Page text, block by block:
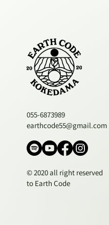
055-6873989
earthcode55@gmail.com
© 2020 all right reserved
to Earth Code